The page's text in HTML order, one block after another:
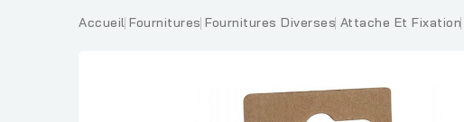
Accueil Fournitures Fournitures Diverses Attache Et Fixation